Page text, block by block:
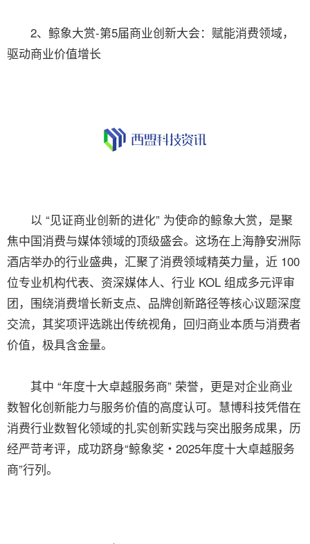
2、鲸象大赏-第5届商业创新大会：赋能消费领域，
驱动商业价值增长
以 “见证商业创新的进化” 为使命的鲸象大赏，是聚
焦中国消费与媒体领域的顶级盛会。这场在上海静安洲际
酒店举办的行业盛典，汇聚了消费领域精英力量，近 100
位专业机构代表、资深媒体人、行业 KOL 组成多元评审
团，围绕消费增长新支点、品牌创新路径等核心议题深度
交流，其奖项评选跳出传统视角，回归商业本质与消费者
价值，极具含金量。
其中 “年度十大卓越服务商” 荣誉，更是对企业商业
数智化创新能力与服务价值的高度认可。慧博科技凭借在
消费行业数智化领域的扎实创新实践与突出服务成果，历
经严苛考评，成功跻身“鲸象奖・2025年度十大卓越服务
商”行列。